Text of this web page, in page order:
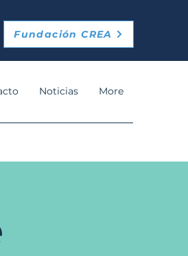
Fundación CREA
Noticias More